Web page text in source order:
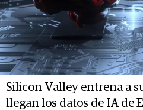
Silicon Valley entrena a
llegan los datos de IA de